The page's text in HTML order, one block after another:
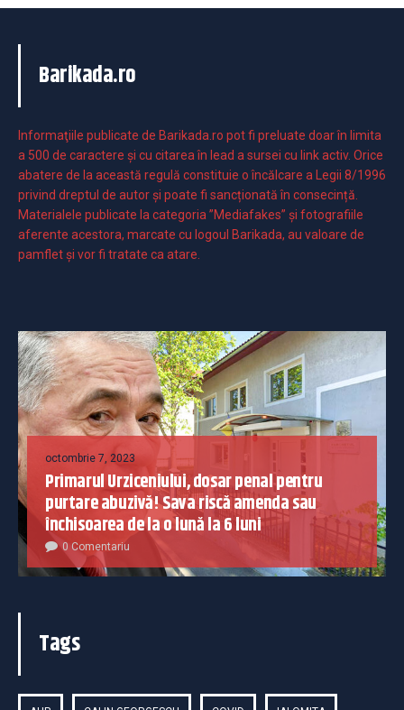
Barikada.ro
Informaţiile publicate de Barikada.ro pot fi preluate doar în limita
a 500 de caractere şi cu citarea în lead a sursei cu link activ. Orice
abatere de la această regulă constituie o încălcare a Legii 8/1996
privind dreptul de autor și poate fi sancționată în consecință.
Materialele publicate la categoria ”Mediafakes” și fotografiile
aferente acestora, marcate cu logoul Barikada, au valoare de
pamflet și vor fi tratate ca atare.
octombrie 7, 2023
Primarul Urziceniului, dosar penal pentru
purtare abuzivă! Sava riscă amenda sau
închisoarea de la o lună la 6 luni
0 Comentariu
Tags